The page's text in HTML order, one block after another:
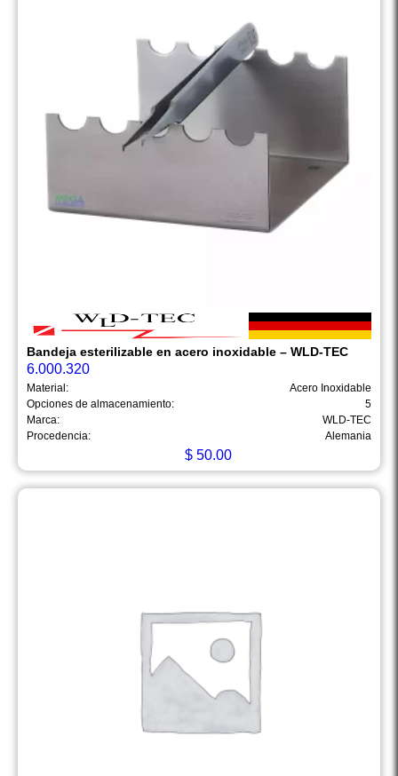
Bandeja esterilizable en acero inoxidable – WLD-TEC
6.000.320
Material:
Acero Inoxidable
Opciones de almacenamiento:
5
Marca:
WLD-TEC
Procedencia:
Alemania
$50.00